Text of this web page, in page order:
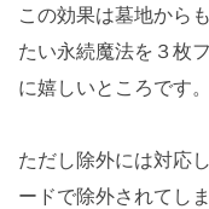
この効果は墓地から
たい永続魔法を３枚
に嬉しいところです。
ただし除外には対応
ードで除外されてし